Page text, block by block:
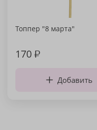
Топпер "8 марта"
170₽
Добавить